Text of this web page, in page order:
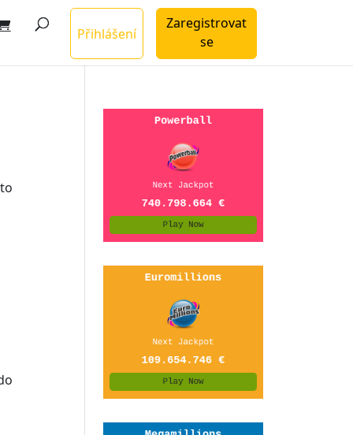
Přihlášení
Zaregistrovat
se